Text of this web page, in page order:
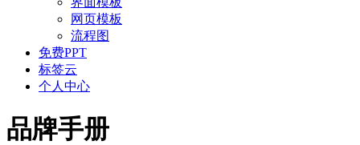
网页模板
流程图
免费PPT
标签云
个人中心
品牌手册